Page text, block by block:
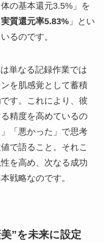
の基本還元3.5%」を
実質還元率5.83%」とい
るのです。
単なる記録作業では
を肌感覚として蓄積
す。これにより、彼
精度を高めているの
「悪かった」で思考
で語ること。それこ
を高め、次なる成功
戦略なのです。
”を未来に設定